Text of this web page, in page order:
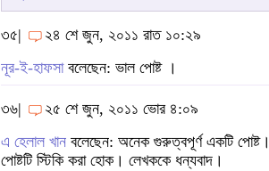
৩৫|
২৪ শে জুন, ২০১১ রাত ১০:২৯
নূর-ই-হাফসাবলেছেন: ভাল পোষ্ট ।
৩৬|
২৫ শে জুন, ২০১১ ভোর ৪:০৯
এ হেলাল খান বলেছেন: অনেক গুরুত্বপূর্ণ একটি
পোষ্টটি স্টিকি করা হোক। লেখককে ধন্যবাদ।